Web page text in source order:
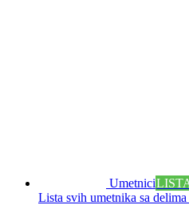
Umetnici
Lista svih umetnika sa